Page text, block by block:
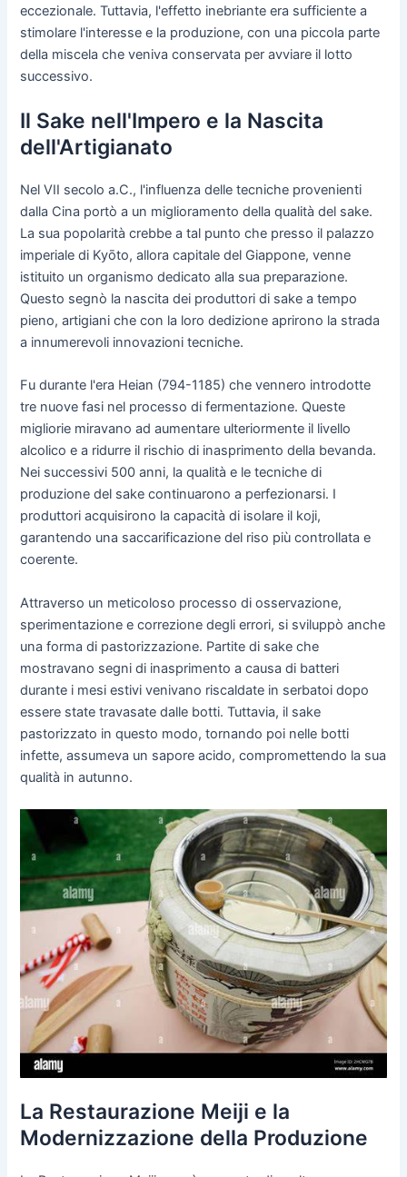
eccezionale. Tuttavia, l'effetto inebriante era sufficiente a
stimolare l'interesse e la produzione, con una piccola parte
della miscela che veniva conservata per avviare il lotto
successivo.
Il Sake nell'Impero e la Nascita
dell'Artigianato
Nel VII secolo a.C., l'influenza delle tecniche provenienti
dalla Cina portò a un miglioramento della qualità del sake.
La sua popolarità crebbe a tal punto che presso il palazzo
imperiale di Kyōto, allora capitale del Giappone, venne
istituito un organismo dedicato alla sua preparazione.
Questo segnò la nascita dei produttori di sake a tempo
pieno, artigiani che con la loro dedizione aprirono la strada
a innumerevoli innovazioni tecniche.
Fu durante l'era Heian (794-1185) che vennero introdotte
tre nuove fasi nel processo di fermentazione. Queste
migliorie miravano ad aumentare ulteriormente il livello
alcolico e a ridurre il rischio di inasprimento della bevanda.
Nei successivi 500 anni, la qualità e le tecniche di
produzione del sake continuarono a perfezionarsi. I
produttori acquisirono la capacità di isolare il koji,
garantendo una saccarificazione del riso più controllata e
coerente.
Attraverso un meticoloso processo di osservazione,
sperimentazione e correzione degli errori, si sviluppò anche
una forma di pastorizzazione. Partite di sake che
mostravano segni di inasprimento a causa di batteri
durante i mesi estivi venivano riscaldate in serbatoi dopo
essere state travasate dalle botti. Tuttavia, il sake
pastorizzato in questo modo, tornando poi nelle botti
infette, assumeva un sapore acido, compromettendo la sua
qualità in autunno.
La Restaurazione Meiji e la
Modernizzazione della Produzione